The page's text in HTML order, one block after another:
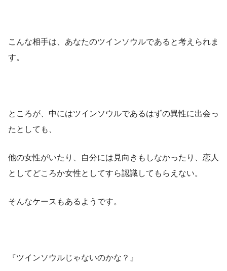
こんな相手は、あなたのツインソウルであると考えられま
す。
ところが、中にはツインソウルであるはずの異性に出会っ
たとしても、
他の女性がいたり、自分には見向きもしなかったり、恋人
としてどころか女性としてすら認識してもらえない。
そんなケースもあるようです。
『ツインソウルじゃないのかな？』